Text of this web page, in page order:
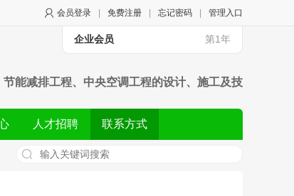
会员登录 免费注册 忘记密码 管理入口
企业会员 第1年
能减排工程、中央空调工程的设计、施工及技
人才招聘 联系方式